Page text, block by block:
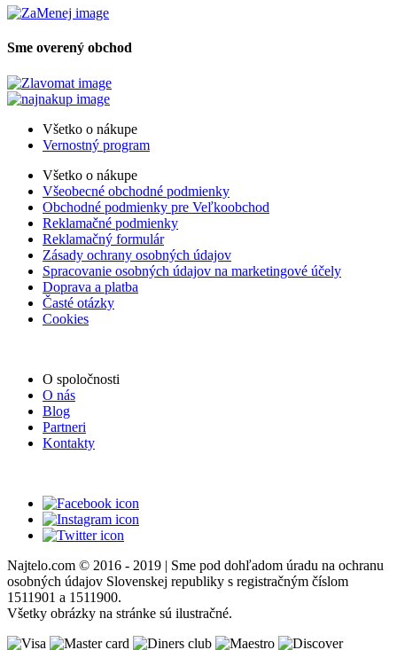
Sme overený obchod
Všetko o nákupe
Vernostný program
Všetko o nákupe
Všeobecné obchodné podmienky
Obchodné podmienky pre Veľkoobchod
Reklamačné podmienky
Reklamačný formulár
Zásady ochrany osobných údajov
Spracovanie osobných údajov na marketingové účely
Doprava a platba
Časté otázky
Cookies
O spoločnosti
O nás
Blog
Partneri
Kontakty
Najtelo.com © 2016 - 2019 | Sme pod dohľadom úradu na ochranu
osobných údajov Slovenskej republiky s registračným číslom
1511901 a 1511900.
Všetky obrázky na stránke sú ilustračné.